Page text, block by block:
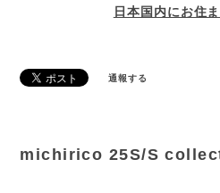
日本国内にお住
通報する
michirico 25S/S